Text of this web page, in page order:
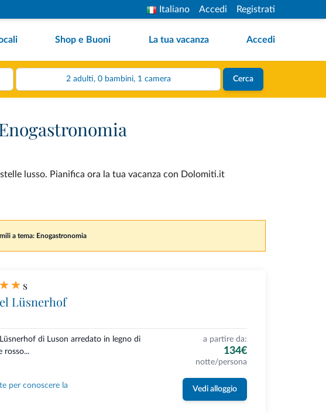
Italiano Accedi Registrati
Shop e Buoni La tua vacanza Accedi
2 adulti, 0 bambini, 1 camera Cerca
lusso. Pianifica ora la tua vacanza con Dolomiti.it
a tema: Enogastronomia
s
Lüsnerhof
di Luson arredato in legno di
rosso...
a partire da:
134€
notte/persona
per conoscere la
Vedi alloggio